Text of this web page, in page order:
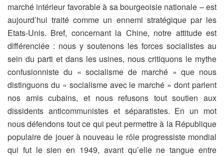
marché intérieur favorable à sa bourgeoisie nationale – est
aujourd’hui traité comme un ennemi stratégique par les
Etats-Unis. Bref, concernant la Chine, notre attitude est
différenciée : nous y soutenons les forces socialistes au
sein du parti et dans les usines, nous critiquons le mythe
confusionniste du « socialisme de marché » que nous
distinguons du « socialisme avec le marché » dont parlent
nos amis cubains, et nous refusons tout soutien aux
dissidents anticommunistes et séparatistes. En un mot
nous défendons tout ce qui peut permettre à la République
populaire de jouer à nouveau le rôle progressiste mondial
qui fut le sien en 1949, avant qu’elle ne tangue entre